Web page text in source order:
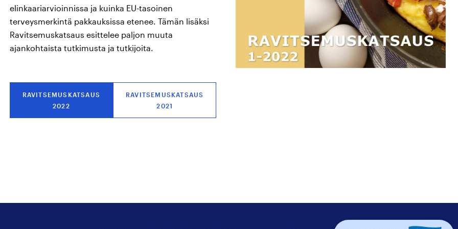
elinkaariarvioinnissa ja kuinka EU-tasoinen
terveysmerkintä pakkauksissa etenee. Tämän lisäksi
Ravitsemuskatsaus esittelee paljon muuta
ajankohtaista tutkimusta ja tutkijoita.
RAVITSEMUSKATSAUS
2022
RAVITSEMUSKATSAUS
2021